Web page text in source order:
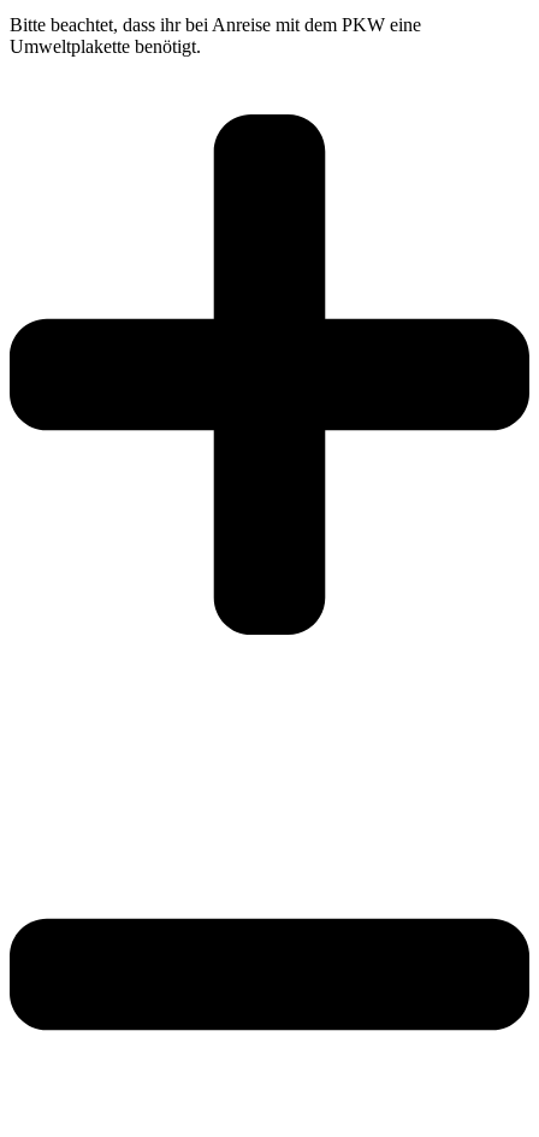
Bitte beachtet, dass ihr bei Anreise mit dem PKW eine
Umweltplakette benötigt.